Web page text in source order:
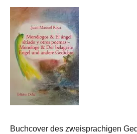
Buchcover des zweisprachigen